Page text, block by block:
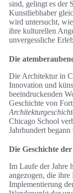
sind, gelingt es der
Kunstliebhaber
wird untersucht,
ihre kulturellen
unvergessliche
Die
Die Architektur in
Innovation und
beeindruckenden
Geschichte von
Chicago School
Jahrhundert
Die Geschichte
Im Laufe der Jahre
angezogen, die
Implementierung